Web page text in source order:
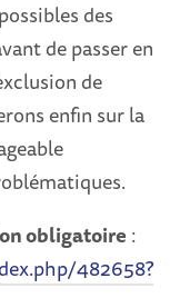
des
de passer en
de
enfin sur la
obligatoire :
482658?